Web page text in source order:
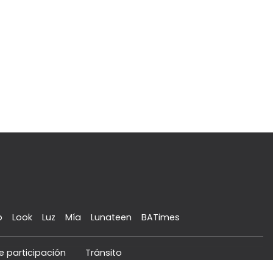
Look Luz Mía Lunateen BATimes
participación Tránsito